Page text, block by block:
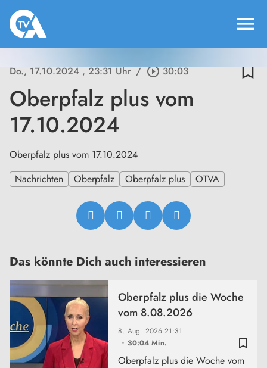
menu
Do., 17.10.2024, 23:31 Uhr / play_circle_outline30:03 bookmark_border
Oberpfalz plus vom
17.10.2024
Oberpfalz plus vom 17.10.2024
Nachrichten
Oberpfalz Oberpfalz plus OTVA
Das könnte Dich auch interessieren
bookmark_border
8. Aug. 202621:31
30:04 Min.
Oberpfalz plus die Woche
vom 8.08.2026
Oberpfalz plus die Woche vom